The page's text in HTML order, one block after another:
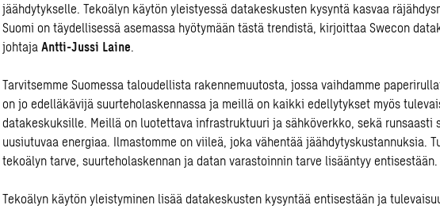
jäähdytykselle. Tekoälyn käytön yleistyessä datakeskusten kysyntä kasvaa
Suomi on täydellisessä asemassa hyötymään tästä trendistä, kirjoittaa Swecon
johtaja Antti-Jussi Laine.
Tarvitsemme Suomessa taloudellista rakennemuutosta, jossa vaihdamme
on jo edelläkävijä suurteholaskennassa ja meillä on kaikki edellytykset myös
datakeskuksille. Meillä on luotettava infrastruktuuri ja sähköverkko, sekä runsaasti
uusiutuvaa energiaa. Ilmastomme on viileä, joka vähentää jäähdytyskustannuksia.
tekoälyn tarve, suurteholaskennan ja datan varastoinnin tarve lisääntyy entisestään.
Tekoälyn käytön yleistyminen lisää datakeskusten kysyntää entisestään ja